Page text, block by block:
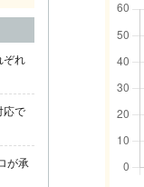
ぞれ
応で
が承